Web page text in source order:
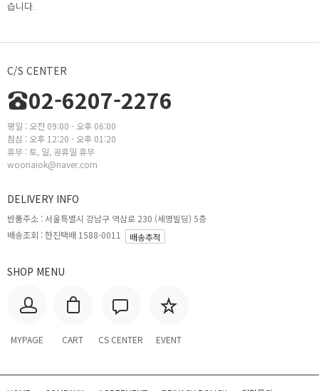
습니다.
C/S CENTER
02-6207-2276
평일 : 오전 09:00 - 오후 06:00
점심 : 오후 12:20 - 오후 01:20
휴무 : 토, 일, 공휴일 휴무
wooriaiok@naver.com
SHOP MENU
MYPAGE CART CS CENTER EVENT
DELIVERY INFO
반품주소 :서울특별시 강남구 역삼로 230 (세명빌딩) 5층
배송조회 : 한진택배 1588-0011
배송추적